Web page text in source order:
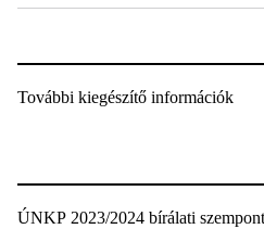
További kiegészítő információk
ÚNKP 2023/2024 bírálati